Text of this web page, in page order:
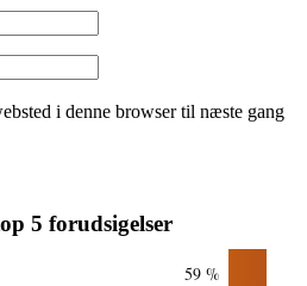
i denne browser til næste gang
5 forudsigelser
59 %